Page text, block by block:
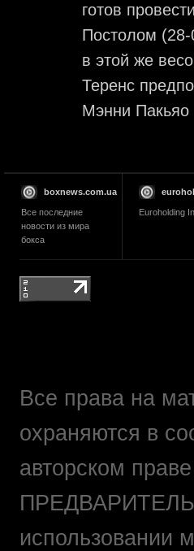
готов
Постолом
в этой же
Теренс
Мэнни
boxnews.com.ua
Все последние
новости из мира
бокса
Euroholding
Все права на
охраняются в
авторском
использовании